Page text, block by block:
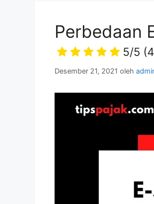
Perbedaan
5/5
Desember 21, 2021 oleh